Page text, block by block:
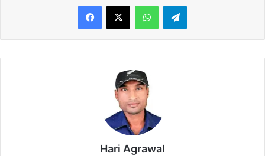
WhatsAppTelegram
Hari Agrawal